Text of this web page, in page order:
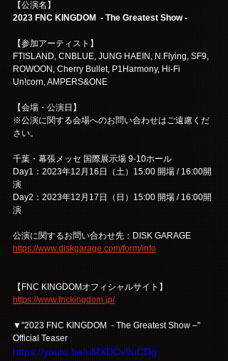
【公演名】
2023 FNC KINGDOM  - The Greatest Show -
【参加アーティスト】
FTISLAND, CNBLUE, JUNG HAEIN, N.Flying, SF9,
ROWOON, Cherry Bullet, P1Harmony, Hi-Fi
Un!corn, AMPERS&ONE
【会場・公演日】
※公演に関する会場へのお問い合わせはご遠慮くだ
さい。
千葉・幕張メッセ 国際展示場 9-10ホール
Day1：2023年12月16日（土）15:00 開場 / 16:00開
演
Day2：2023年12月17日（日）15:00 開場 / 16:00開
演
公演に関するお問い合わせ先：DISK GARAGE
https://www.diskgarage.com/form/info
【FNC KINGDOMオフィシャルサイト】
https://www.fnckingdom.jp/
▼"2023 FNC KINGDOM  - The Greatest Show –"
Official Teaser
https://youtu.be/uMXDCv9uCDg